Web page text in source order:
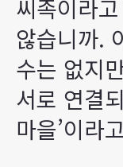
씨족이라
않습니까.
수는 없지
서로 연결
마을’이라